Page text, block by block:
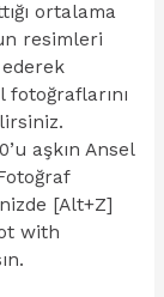
ortalama
resimleri
aşkın Ansel
[Alt+Z]
with